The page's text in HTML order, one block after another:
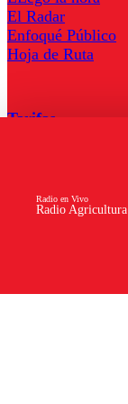
Radio Agricultura
Radio en Vivo
El Radar
Enfoqué Público
Hoja de Ruta
Tarifas